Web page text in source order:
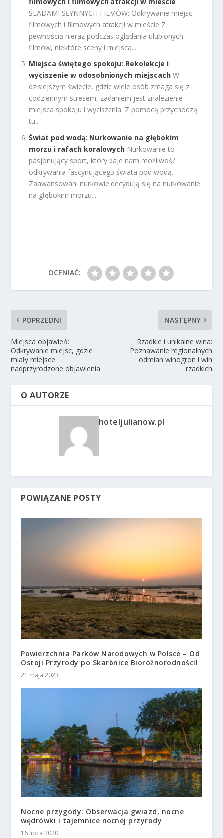
ŚLADAMI SŁYNNYCH FILMÓW: Odkrywanie miejsc
filmowych i filmowych atrakcji w mieście Z
pewnością nieraz podczas oglądania ulubionych
filmów, niektóre sceny i miejsca...
Miejsca świętego spokoju: Rekolekcje i
wyciszenie w odosobnionych miejscach W
dzisiejszym świecie, gdzie wiele osób zmaga się z
codziennym stresem, zadaniem jest znalezienie
miejsca spokoju i wyciszenia. Z pomocą przychodzą
tu...
Świat pod wodą: Nurkowanie na głębokim
morzu i rafach koralowych Nurkowanie to
pasjonujący sport, który daje nam możliwość
odkrywania fascynującego świata pod wodą.
Zaawansowani nurkowie decydują się na nurkowanie
na głębokim morzu...
OCENIAĆ:
POPRZEDNI
Miejsca objawień:
Odkrywanie miejsc, gdzie
miały miejsce
nadprzyrodzone objawienia
NASTĘPNY
Rzadkie i unikalne wina:
Poznawanie regionalnych
odmian winogron i win
rzadkich
O AUTORZE
hoteljulianow.pl
POWIĄZANE POSTY
Powierzchnia Parków Narodowych w Polsce – Od
Ostoji Przyrody po Skarbnice Bioróżnorodności!
21 maja 2023
Nocne przygody: Obserwacja gwiazd, nocne
wędrówki i tajemnice nocnej przyrody
16 lipca 2020